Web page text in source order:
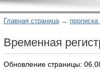
Главная страница
Временная
Обновление страницы: